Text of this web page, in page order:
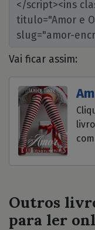
Vai ficar assim:
Outros
para ler